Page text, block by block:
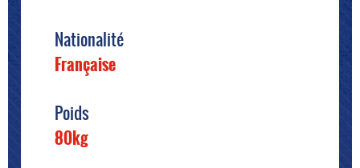
Nationalité
Française
Poids
80kg